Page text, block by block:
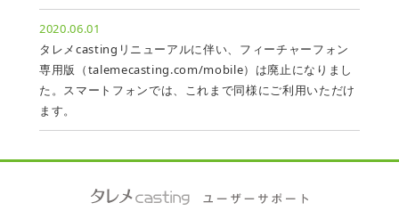
2020.06.01
タレメcastingリニューアルに伴い、フィーチャーフォン
専用版（talemecasting.com/mobile）は廃止になりまし
た。スマートフォンでは、これまで同様にご利用いただけ
ます。